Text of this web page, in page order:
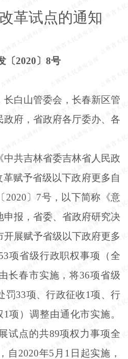
革试点的通知
〔2020〕8号
白山管委会，长春新区管
府，省政府各厅委办、各
中共吉林省委吉林省人民政
革赋予省级以下政府更多自
2020〕7号，以下简称《意
申报，省委、省政府研究决
展赋予省级以下政府更多
项省级行政职权事项（全
长春市实施，将36项省级
罚33项、行政征收1项、行
项）调整由通化市实施。
试点的共89项权力事项全
自2020年5月1日起实施，